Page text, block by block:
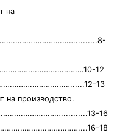
на
12
13
на производство.
16
18